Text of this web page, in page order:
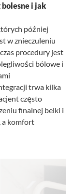
i jak
później
w znieczuleniu
procedury jest
bólowe i
trwa kilka
często
finalnej belki i
a komfort